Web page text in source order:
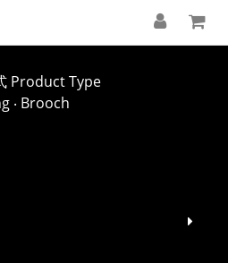
Product Type
‧ Brooch